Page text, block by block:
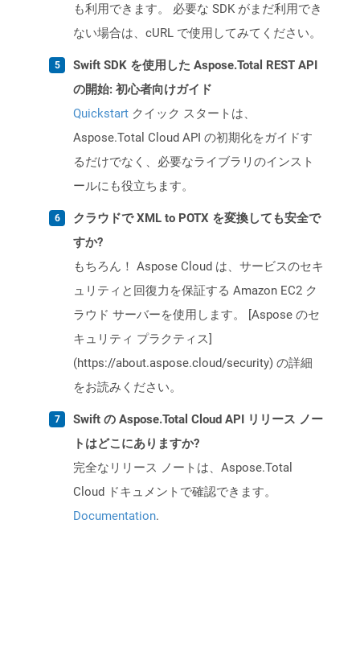
も利用できます。 必要な SDK がまだ利用でき
ない場合は、cURL で使用してみてください。
Swift SDK を使用した Aspose.Total REST API
の開始: 初心者向けガイド
Quickstart クイック スタートは、
Aspose.Total Cloud API の初期化をガイドす
るだけでなく、必要なライブラリのインスト
ールにも役立ちます。
クラウドで XML to POTX を変換しても安全で
すか?
もちろん！ Aspose Cloud は、サービスのセキ
ュリティと回復力を保証する Amazon EC2 ク
ラウド サーバーを使用します。 [Aspose のセ
キュリティ プラクティス]
(https://about.aspose.cloud/security) の詳細
をお読みください。
Swift の Aspose.Total Cloud API リリース ノー
トはどこにありますか?
完全なリリース ノートは、Aspose.Total
Cloud ドキュメントで確認できます。
Documentation.